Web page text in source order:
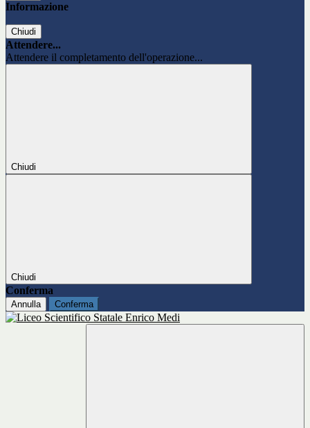
Informazione
Chiudi
Attendere...
Attendere il completamento dell'operazione...
Chiudi
Chiudi
Conferma
Annulla Conferma